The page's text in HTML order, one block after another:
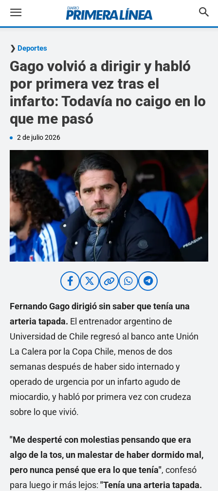
Deportes
Gago volvió a dirigir y habló
por primera vez tras el
infarto: Todavía no caigo en lo
que me pasó
2 de julio 2026
Fernando Gago dirigió sin saber que tenía una
arteria tapada. El entrenador argentino de
Universidad de Chile regresó al banco ante Unión
La Calera por la Copa Chile, menos de dos
semanas después de haber sido internado y
operado de urgencia por un infarto agudo de
miocardio, y habló por primera vez con crudeza
sobre lo que vivió.
"Me desperté con molestias pensando que era
algo de la tos, un malestar de haber dormido mal,
pero nunca pensé que era lo que tenía", confesó
para luego ir más lejos: "Tenía una arteria tapada.